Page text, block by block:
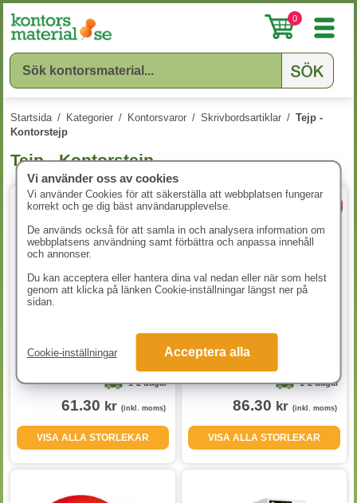
0
Startsida / Kategorier / Kontorsvaror / Skrivbordsartiklar / Tejp -
Kontorstejp
Tejp - Kontorstejp
5 Storlekar
12mmx33m 12rl/fp
1-2 dagar
61.30 kr (inkl. moms)
VISA ALLA STORLEKAR
15mmx33m 10st/fp
1-2 dagar
86.30 kr (inkl. moms)
VISA ALLA STORLEKAR
Vi använder oss av cookies
Vi använder Cookies för att säkerställa att webbplatsen fungerar
korrekt och ge dig bäst användarupplevelse.
De används också för att samla in och analysera information om
webbplatsens användning samt förbättra och anpassa innehåll
och annonser.
Du kan acceptera eller hantera dina val nedan eller när som helst
genom att klicka på länken Cookie-inställningar längst ner på
sidan.
Cookie-inställningar Acceptera alla